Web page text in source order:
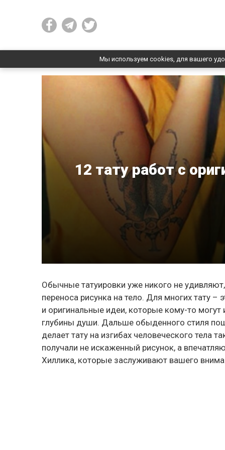
Мы используем cookies, для вашего
12 тату работ с
Обычные татуировки уже никого не
переноса рисунка на тело. Для многих тату
и оригинальные идеи, которые кому-то
глубины души. Дальше обыденного стиля
делает тату на изгибах человеческого тела
получали не искаженный рисунок, а
Хиллика, которые заслуживают вашего